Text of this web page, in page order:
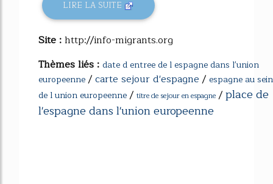
LIRE LA SUITE
Site :http://info-migrants.org
Thèmes liés : date d entree de l espagne dans l'union
europeenne/carte sejour d'espagne/ espagne au sein
de l union europeenne/ titre de sejour en espagne /place de
l'espagne dans l'union europeenne